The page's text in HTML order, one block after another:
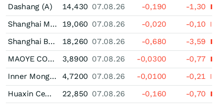
Dashang (A) 14,430 07.08.26 -0,190
-1,30
Shanghai Mechanical & Electrical Industry (A)
19,060 07.08.26 -0,020
-0,10
Shanghai Baosight Software (A)
18,260 07.08.26 -0,680
-3,59
MAOYE COMMERCIAL (A)
3,8900 07.08.26 -0,0300
-0,77
Inner Mongolia Mengdian Huaneng Thermal Power Ltd (A)
4,7200 07.08.26 -0,0100
-0,21
Huaxin Cement (A)
22,850 07.08.26 -0,160
-0,70